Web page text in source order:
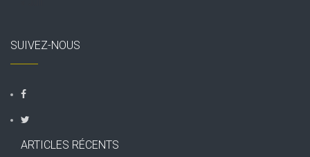
SUIVEZ-NOUS
ARTICLES RÉCENTS